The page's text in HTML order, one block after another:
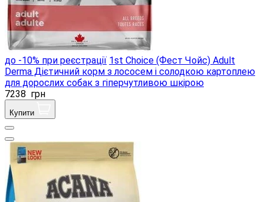
до -10% при реєстрації 1st Choice (Фест Чойс) Adult
Derma Дієтичний корм з лососем і солодкою картоплею
для дорослих собак з гіперчутливою шкірою
7238 грн
Купити